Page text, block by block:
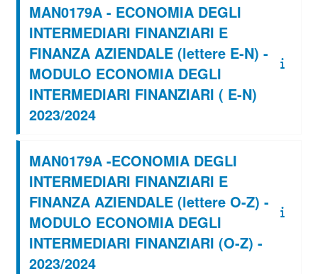
MAN0179A - ECONOMIA DEGLI
INTERMEDIARI FINANZIARI E
FINANZA AZIENDALE (lettere E-N) -
MODULO ECONOMIA DEGLI
INTERMEDIARI FINANZIARI ( E-N)
2023/2024
MAN0179A -ECONOMIA DEGLI
INTERMEDIARI FINANZIARI E
FINANZA AZIENDALE (lettere O-Z) -
MODULO ECONOMIA DEGLI
INTERMEDIARI FINANZIARI (O-Z) -
2023/2024